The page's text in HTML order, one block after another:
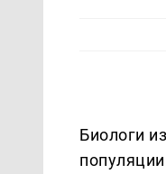
Биологи